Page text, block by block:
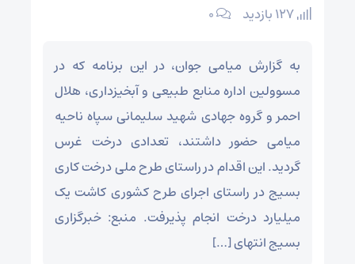
۰
به گزارش میامی جوان، در این برنامه که در
مسوولین اداره منابع طبیعی و آبخیزداری، هلال
احمر و گروه جهادی شهید سلیمانی سپاه ناحیه
میامی حضور داشتند، تعدادی درخت غرس
گردید. این اقدام در راستای طرح ملی درخت کاری
بسیج در راستای اجرای طرح کشوری کاشت یک
میلیارد درخت انجام پذیرفت. منبع: خبرگزاری
بسیج انتهای […]